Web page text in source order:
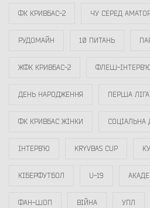
ФК КРИВБАС-2 ЧУ СЕРЕД
РУДОМАЙН 10 ПИТАНЬ
ЖФК КРИВБАС-2 ФЛЕШ-
ДЕНЬ НАРОДЖЕННЯ ПЕРША ЛІГА
ФК КРИВБАС ЖІНКИ СОЦІАЛЬНА
ІНТЕРВ`Ю KRYVBAS CUP
КІБЕРФУТБОЛ U-19
ФАН-ШОП ВІЙНА УПЛ